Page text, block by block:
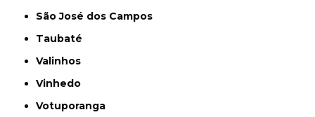
São José dos Campos
Taubaté
Valinhos
Vinhedo
Votuporanga